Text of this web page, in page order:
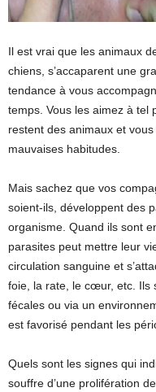
Il est vrai que les animaux
chiens, s’accaparent une
tendance à vous
temps. Vous les aimez à tel
restent des animaux et
mauvaises habitudes.
Mais sachez que vos
soient-ils, développent des
organisme. Quand ils sont
parasites peut mettre leur
circulation sanguine et
foie, la rate, le cœur, etc. Ils
fécales ou via un
est favorisé pendant les
Quels sont les signes qui
souffre d’une prolifération